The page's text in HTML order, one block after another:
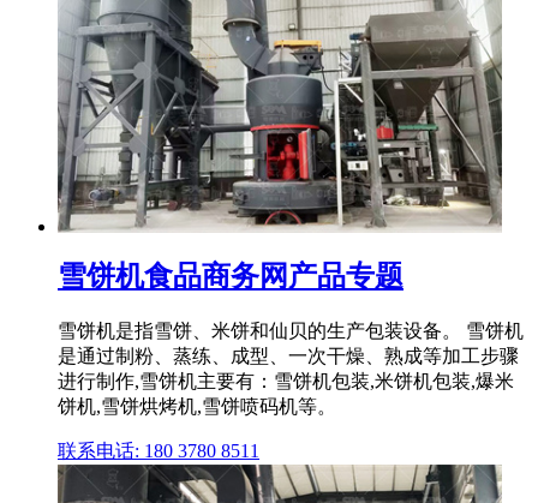
雪饼机食品商务网产品专题
雪饼机是指雪饼、米饼和仙贝的生产包装设备。 雪饼机
是通过制粉、蒸练、成型、一次干燥、熟成等加工步骤
进行制作,雪饼机主要有：雪饼机包装,米饼机包装,爆米
饼机,雪饼烘烤机,雪饼喷码机等。
联系电话: 180 3780 8511